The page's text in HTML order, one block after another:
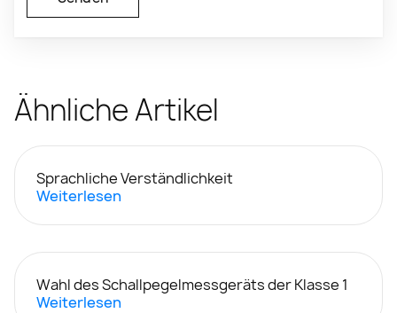
Ähnliche Artikel
Sprachliche Verständlichkeit
Weiterlesen
Wahl des Schallpegelmessgeräts der Klasse 1
Weiterlesen